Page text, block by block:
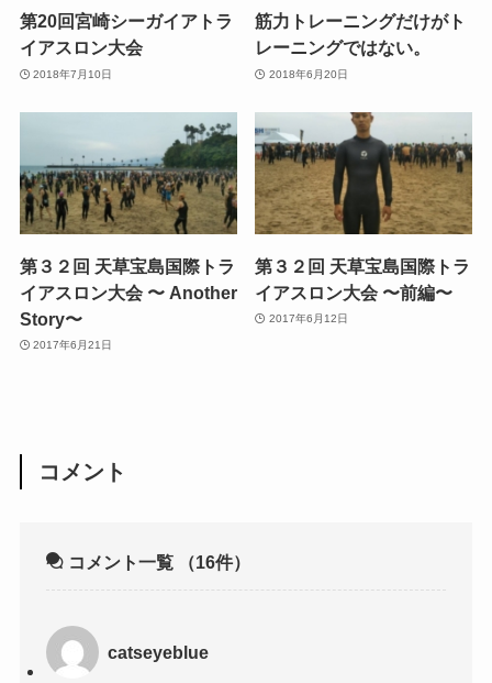
第20回宮崎シーガイアトラ
イアスロン大会
2018年7月10日
筋力トレーニングだけがト
レーニングではない。
2018年6月20日
第３２回 天草宝島国際トラ
イアスロン大会 〜 Another
Story〜
2017年6月21日
第３２回 天草宝島国際トラ
イアスロン大会 〜前編〜
2017年6月12日
コメント
コメント一覧 （16件）
catseyeblue